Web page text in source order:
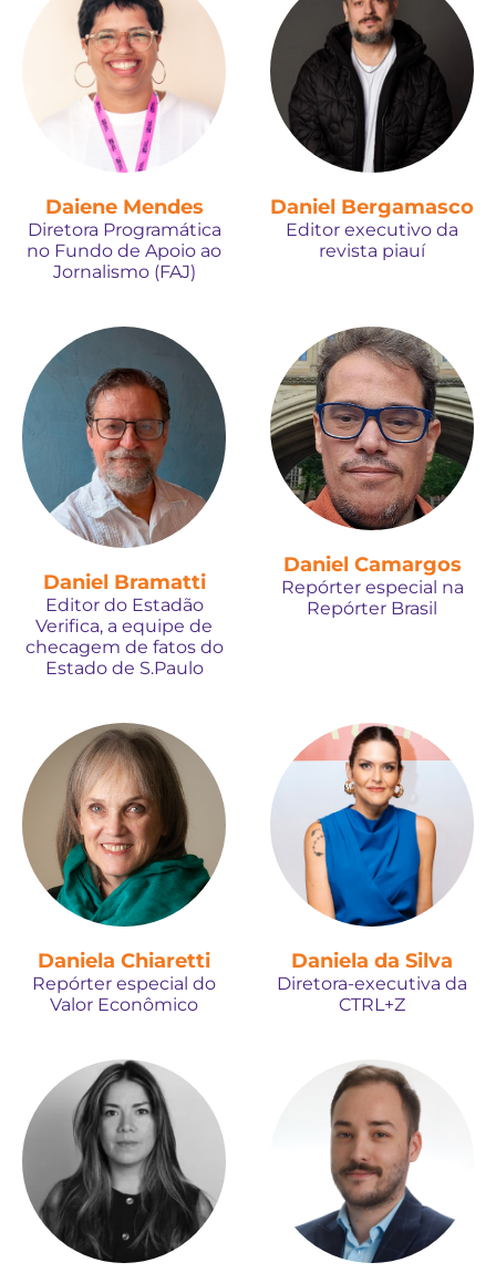
Daiene Mendes
Diretora Programática
no Fundo de Apoio ao
Jornalismo (FAJ)
Daniel Bergamasco
Editor executivo da
revista piauí
Daniel Bramatti
Editor do Estadão
Verifica, a equipe de
checagem de fatos do
Estado de S.Paulo
Daniel Camargos
Repórter especial na
Repórter Brasil
Daniela Chiaretti
Repórter especial do
Valor Econômico
Daniela da Silva
Diretora-executiva da
CTRL+Z